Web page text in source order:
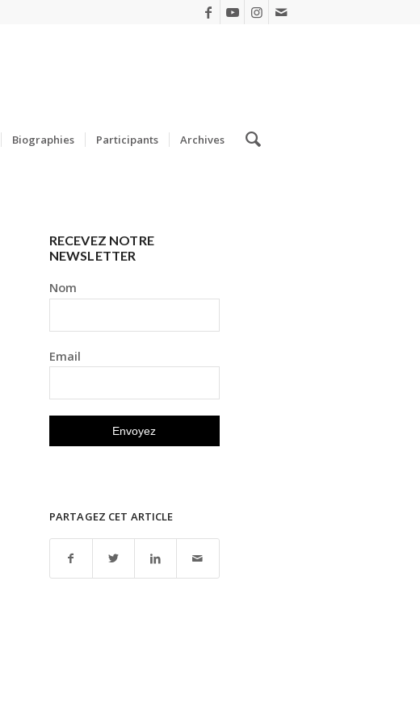
Biographies Participants Archives
RECEVEZ NOTRE
NEWSLETTER
Nom
Email
PARTAGEZ CET ARTICLE